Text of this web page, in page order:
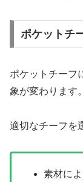
ポケットチ
ポケットチーフ
象が変わります。
適切なチーフを
素材に